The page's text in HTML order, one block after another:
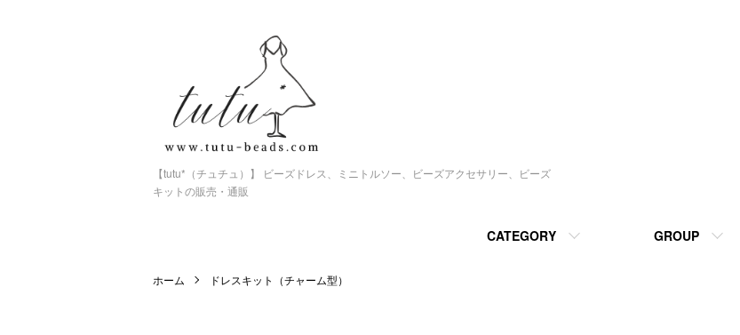
【tutu*（チュチュ）】 ビーズドレス、ミニトルソー、ビーズアクセサリー、ビーズ
キットの販売・通販
CATEGORY GROUP
ホーム ドレスキット（チャーム型）